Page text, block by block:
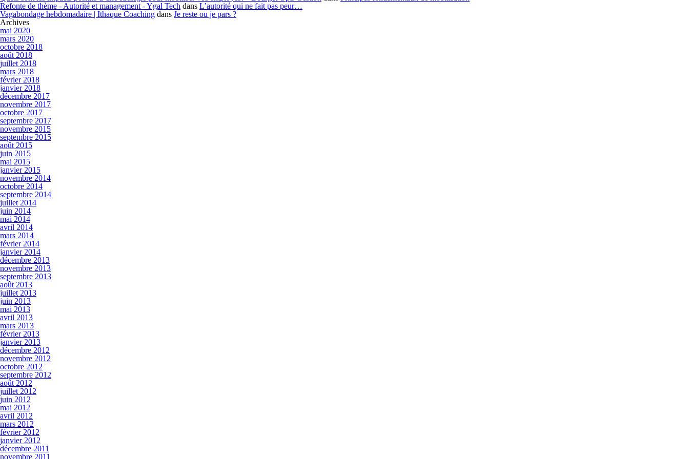
Refonte de thème - Autorité et management - Ygal Tech dans L’autorité qui ne fait pas peur…
Vagabondage hebdomadaire | Ithaque Coaching dans Je reste ou je pars ?
Archives
mai 2020
mars 2020
octobre 2018
août 2018
juillet 2018
mars 2018
février 2018
janvier 2018
décembre 2017
novembre 2017
octobre 2017
septembre 2017
novembre 2015
septembre 2015
août 2015
juin 2015
mai 2015
janvier 2015
novembre 2014
octobre 2014
septembre 2014
juillet 2014
juin 2014
mai 2014
avril 2014
mars 2014
février 2014
janvier 2014
décembre 2013
novembre 2013
septembre 2013
août 2013
juillet 2013
juin 2013
mai 2013
avril 2013
mars 2013
février 2013
janvier 2013
décembre 2012
novembre 2012
octobre 2012
septembre 2012
août 2012
juillet 2012
juin 2012
mai 2012
avril 2012
mars 2012
février 2012
janvier 2012
décembre 2011
novembre 2011